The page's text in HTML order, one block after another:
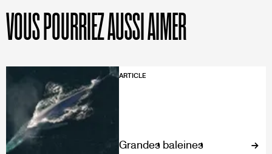
VOUS POURRIEZ AUSSI AIMER
ARTICLE
Grandes baleines